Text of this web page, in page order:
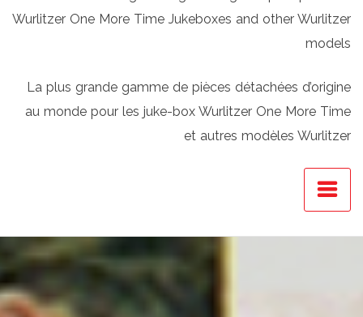
Wurlitzer One More Time Jukeboxes and other Wurlitzer
models
La plus grande gamme de pièces détachées d’origine
au monde pour les juke-box Wurlitzer One More Time
et autres modèles Wurlitzer